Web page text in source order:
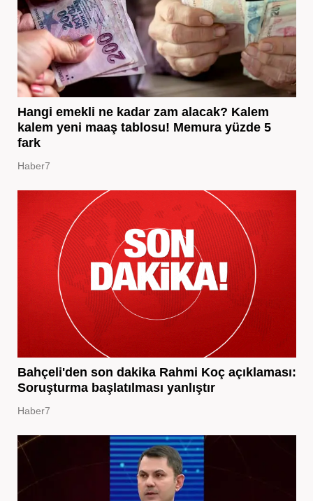
Hangi emekli ne kadar zam alacak? Kalem
kalem yeni maaş tablosu! Memura yüzde 5
fark
Haber7
Bahçeli'den son dakika Rahmi Koç açıklaması:
Soruşturma başlatılması yanlıştır
Haber7